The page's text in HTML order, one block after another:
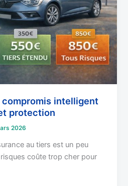
compromis intelligent
protection
2026
au tiers est un peu
coûte trop cher pour